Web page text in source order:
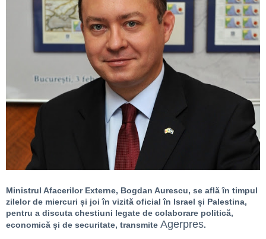
Ministrul Afacerilor Externe, Bogdan Aurescu, se află în timpul
zilelor de miercuri și joi în vizită oficial în Israel și Palestina,
pentru a discuta chestiuni legate de colaborare politică,
economică și de securitate, transmite Agerpres.